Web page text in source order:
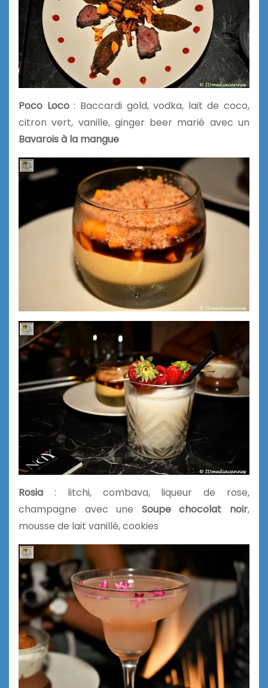
Poco Loco: Baccardi gold, vodka, lait de coco,
citron vert, vanille, ginger beer marié avec un
Bavarois à la mangue
Rosia : litchi, combava, liqueur de rose,
champagne avec une Soupe chocolat noir,
mousse de lait vanillé, cookies